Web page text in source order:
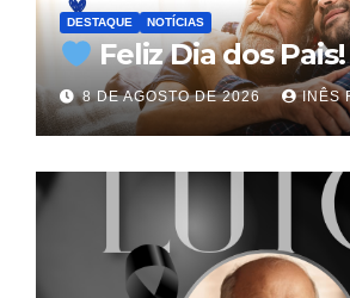
DESTAQUE NOTÍCIAS
Feliz Dia dos Pais!
8 DE AGOSTO DE 2026 INÊS